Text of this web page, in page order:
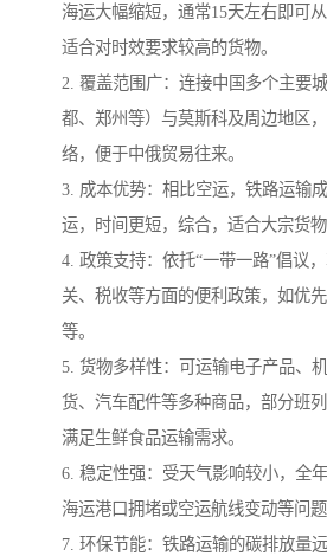
海运大幅缩短，通常15天左右即可
适合对时效要求较高的货物。
2. 覆盖范围广：连接中国多个主要
都、郑州等）与莫斯科及周边地区
络，便于中俄贸易往来。
3. 成本优势：相比空运，铁路运输
运，时间更短，综合，适合大宗货物
4. 政策支持：依托“一带一路”倡议
关、税收等方面的便利政策，如优
等。
5. 货物多样性：可运输电子产品、
货、汽车配件等多种商品，部分班列
满足生鲜食品运输需求。
6. 稳定性强：受天气影响较小，全
海运港口拥堵或空运航线变动等问题
7. 环保节能：铁路运输的碳排放量